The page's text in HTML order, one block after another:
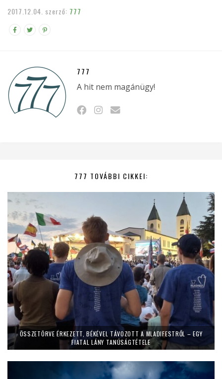
2017.12.04. szerző: 777
777
A hit nem magánügy!
777 TOVÁBBI CIKKEI:
ÖSSZETÖRVE ÉRKEZETT, BÉKÉVEL TÁVOZOTT A MLADIFESTRŐL – EGY
FIATAL LÁNY TANÚSÁGTÉTELE